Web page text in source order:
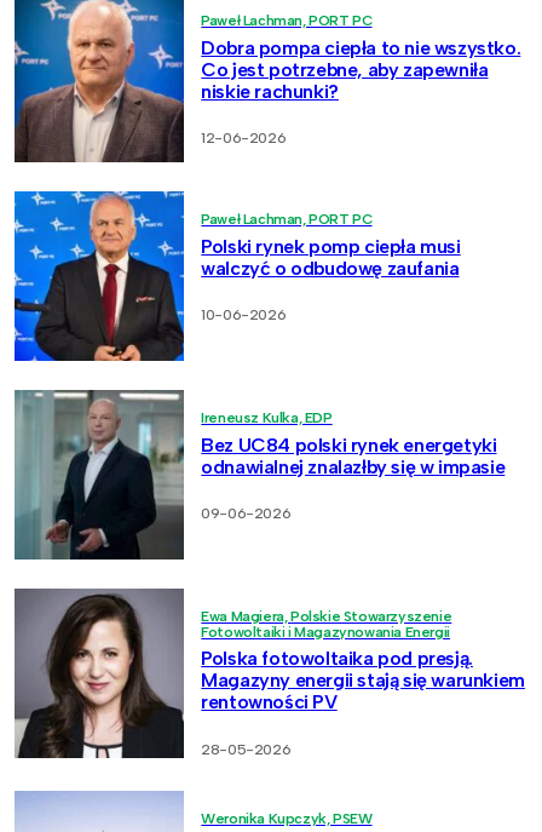
Paweł Lachman, PORT PC
Dobra pompa ciepła to nie wszystko.
Co jest potrzebne, aby zapewniła
niskie rachunki?
12-06-2026
Paweł Lachman, PORT PC
Polski rynek pomp ciepła musi
walczyć o odbudowę zaufania
10-06-2026
Ireneusz Kulka, EDP
Bez UC84 polski rynek energetyki
odnawialnej znalazłby się w impasie
09-06-2026
Ewa Magiera, Polskie Stowarzyszenie
Fotowoltaiki i Magazynowania Energii
Polska fotowoltaika pod presją.
Magazyny energii stają się warunkiem
rentowności PV
28-05-2026
Weronika Kupczyk, PSEW